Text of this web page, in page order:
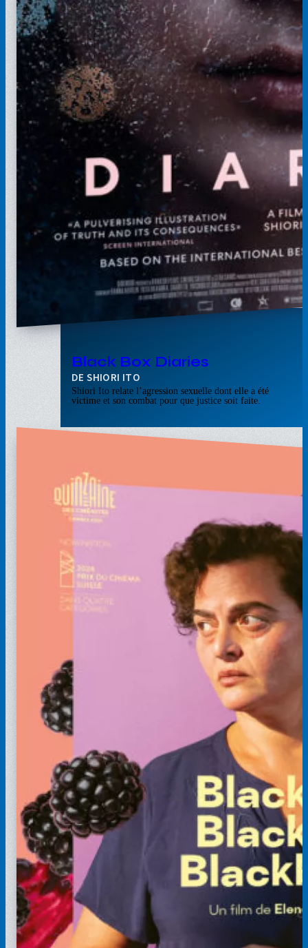
Black Box Diaries
SHIORI ITO
Shiori Ito relate l’agression sexuelle dont elle a été
victime et son combat pour que justice soit faite.